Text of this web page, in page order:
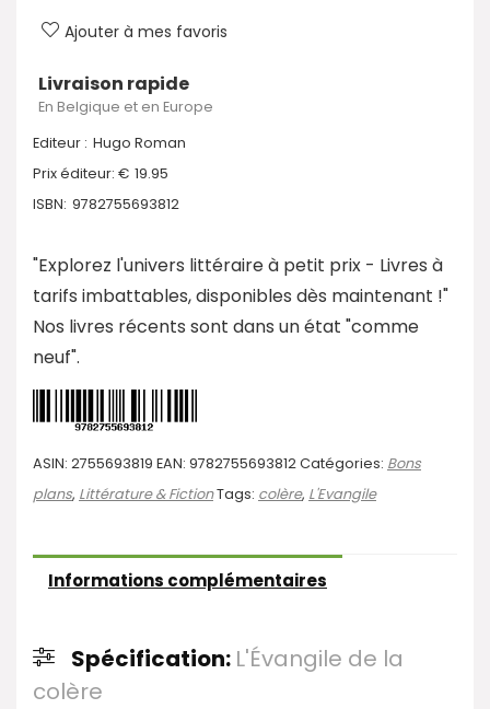
Ajouter à mes favoris
Livraison rapide
En Belgique et en Europe
Editeur : Hugo Roman
Prix éditeur: € 19.95
ISBN: 9782755693812
"Explorez l'univers littéraire à petit prix - Livres à
tarifs imbattables, disponibles dès maintenant !"
Nos livres récents sont dans un état "comme
neuf".
ASIN: 2755693819 EAN: 9782755693812Catégories: Bons
plans, Littérature & FictionTags: colère, L'Evangile
Informations complémentaires
Spécification: L'Évangile de la
colère